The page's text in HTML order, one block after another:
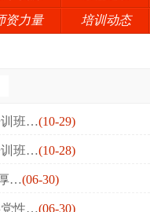
资力量 培训动态
训班…(10-29)
训班…(10-28)
…(06-30)
党性…(06-30)